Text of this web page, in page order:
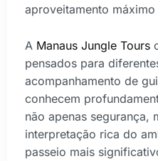
aproveitamento
A Manaus Jungle Tours
pensados para
acompanhamento de
conhecem
não apenas segurança,
interpretação rica do
passeio mais